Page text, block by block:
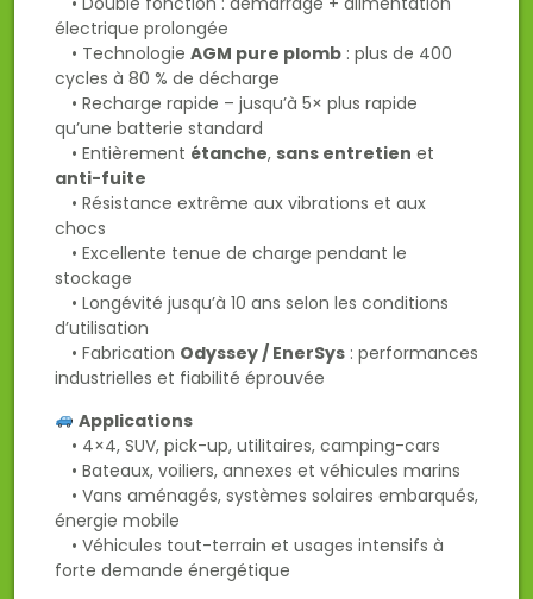
électrique prolongée
• Technologie AGM pure plomb : plus de 400
cycles à 80 % de décharge
• Recharge rapide – jusqu’à 5× plus rapide
qu’une batterie standard
• Entièrement étanche, sans entretien et
anti-fuite
• Résistance extrême aux vibrations et aux
chocs
• Excellente tenue de charge pendant le
stockage
• Longévité jusqu’à 10 ans selon les conditions
d’utilisation
• Fabrication Odyssey / EnerSys : performances
industrielles et fiabilité éprouvée
Applications
• 4×4, SUV, pick-up, utilitaires, camping-cars
• Bateaux, voiliers, annexes et véhicules marins
• Vans aménagés, systèmes solaires embarqués,
énergie mobile
• Véhicules tout-terrain et usages intensifs à
forte demande énergétique